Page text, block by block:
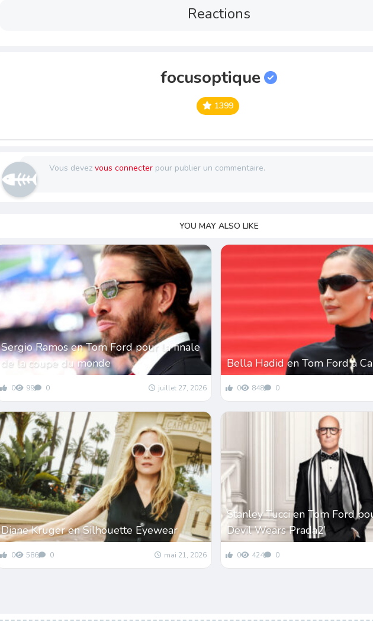
Reactions
focusoptique
1399
Vous devezvous connecter pour publier un commentaire.
YOU MAY ALSO LIKE
Sergio Ramos en Tom Ford pour la finale
de la coupe du monde
0 99 0 juillet 27, 2026
Bella Hadid en Tom Ford à
0 848 0
Diane Kruger en Silhouette Eyewear
0 586 0 mai 21, 2026
Stanley Tucci en Tom Ford
Devil Wears Prada2’
0 424 0